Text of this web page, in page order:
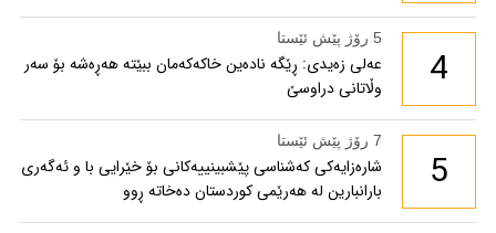
4
5 رۆژ پێش ئێستا
عەلی زەیدی: ڕێگە نادەین خاکەکەمان ببێتە هەڕەشە بۆ سەر
وڵاتانی دراوسێ
5
7 رۆژ پێش ئێستا
شارەزایەکی کەشناسی پێشبینییەکانی بۆ خێرایی با و ئەگەری
بارانبارین لە هەرێمی کوردستان دەخاتە ڕوو